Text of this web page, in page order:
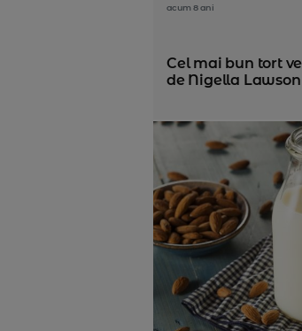
acum 8 ani
Cel mai bun tort
de Nigella Lawson